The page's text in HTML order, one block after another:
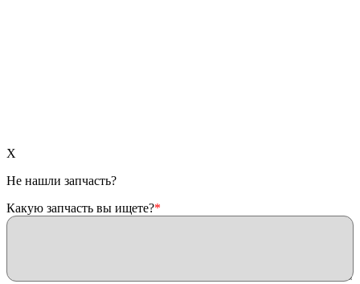
X
Не нашли запчасть?
Какую запчасть вы ищете?*